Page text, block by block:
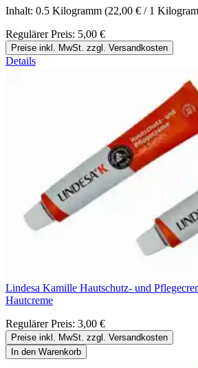
Inhalt: 0.5 Kilogramm (22,00 € / 1
Regulärer Preis: 5,00 €
Preise inkl. MwSt. zzgl. Versandkosten
Details
Lindesa Kamille Hautschutz- und
Hautcreme
Regulärer Preis: 3,00 €
Preise inkl. MwSt. zzgl. Versandkosten
In den Warenkorb